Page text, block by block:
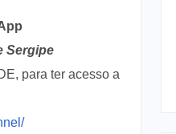
Sergipe
para ter acesso a
fim de semana